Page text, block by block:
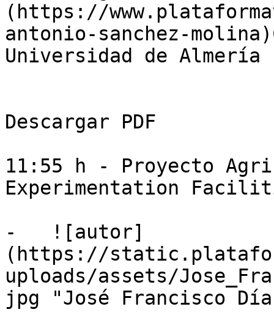
(https://
antonio-sanchez-
Universidad de Almería
Descargar PDF
11:55 h - Proyecto
Experimentation
-   ![autor]
(https://
uploads/assets/
jpg "José Francisco